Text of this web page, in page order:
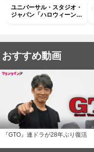
ユニバーサル・スタジオ・
ジャパン「ハロウィーン・
おすすめ動画
『GTO』連ドラが28年ぶり復活